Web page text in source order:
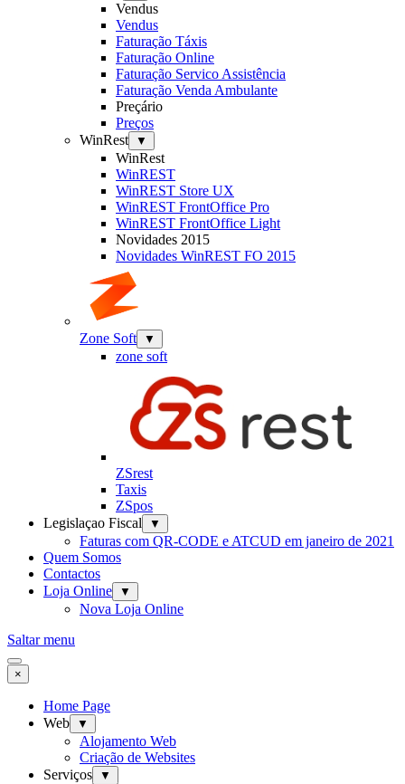
Vendus
Vendus
Faturação Táxis
Faturação Online
Faturação Servico Assistência
Faturação Venda Ambulante
Preçário
Preços
WinRest
▼
WinRest
WinREST
WinREST Store UX
WinREST FrontOffice Pro
WinREST FrontOffice Light
Novidades 2015
Novidades WinREST FO 2015
Zone Soft ▼
zone soft
ZSrest
Taxis
ZSpos
Legislaçao Fiscal
▼
Faturas com QR-CODE e ATCUD em janeiro de 2021
Quem Somos
Contactos
Loja Online
▼
Nova Loja Online
Saltar menu
×
Home Page
Web
▼
Alojamento Web
Criação de Websites
Serviços
▼